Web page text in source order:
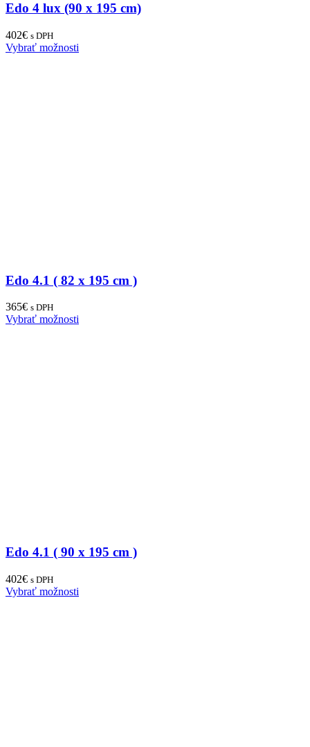
Edo 4 lux (90 x 195 cm)
402€ s DPH
Vybrať možnosti
Edo 4.1 ( 82 x 195 cm )
365€ s DPH
Vybrať možnosti
Edo 4.1 ( 90 x 195 cm )
402€ s DPH
Vybrať možnosti